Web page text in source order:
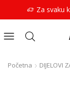
Za svaku
Početna DIJELOVI